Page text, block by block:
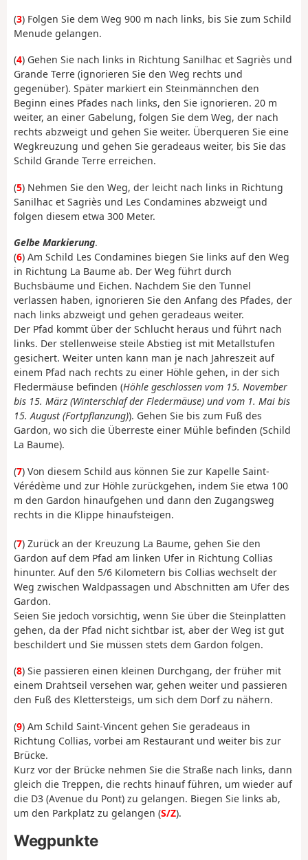
(3) Folgen Sie dem Weg 900 m nach links, bis Sie zum Schild
Menude gelangen.
(4) Gehen Sie nach links in Richtung Sanilhac et Sagriès und
Grande Terre (ignorieren Sie den Weg rechts und
gegenüber). Später markiert ein Steinmännchen den
Beginn eines Pfades nach links, den Sie ignorieren. 20 m
weiter, an einer Gabelung, folgen Sie dem Weg, der nach
rechts abzweigt und gehen Sie weiter. Überqueren Sie eine
Wegkreuzung und gehen Sie geradeaus weiter, bis Sie das
Schild Grande Terre erreichen.
(5) Nehmen Sie den Weg, der leicht nach links in Richtung
Sanilhac et Sagriès und Les Condamines abzweigt und
folgen diesem etwa 300 Meter.
Gelbe Markierung.
(6) Am Schild Les Condamines biegen Sie links auf den Weg
in Richtung La Baume ab. Der Weg führt durch
Buchsbäume und Eichen. Nachdem Sie den Tunnel
verlassen haben, ignorieren Sie den Anfang des Pfades, der
nach links abzweigt und gehen geradeaus weiter.
Der Pfad kommt über der Schlucht heraus und führt nach
links. Der stellenweise steile Abstieg ist mit Metallstufen
gesichert. Weiter unten kann man je nach Jahreszeit auf
einem Pfad nach rechts zu einer Höhle gehen, in der sich
Fledermäuse befinden (Höhle geschlossen vom 15. November
bis 15. März (Winterschlaf der Fledermäuse) und vom 1. Mai bis
15. August (Fortpflanzung)). Gehen Sie bis zum Fuß des
Gardon, wo sich die Überreste einer Mühle befinden (Schild
La Baume).
(7) Von diesem Schild aus können Sie zur Kapelle Saint-
Vérédème und zur Höhle zurückgehen, indem Sie etwa 100
m den Gardon hinaufgehen und dann den Zugangsweg
rechts in die Klippe hinaufsteigen.
(7) Zurück an der Kreuzung La Baume, gehen Sie den
Gardon auf dem Pfad am linken Ufer in Richtung Collias
hinunter. Auf den 5/6 Kilometern bis Collias wechselt der
Weg zwischen Waldpassagen und Abschnitten am Ufer des
Gardon.
Seien Sie jedoch vorsichtig, wenn Sie über die Steinplatten
gehen, da der Pfad nicht sichtbar ist, aber der Weg ist gut
beschildert und Sie müssen stets dem Gardon folgen.
(8) Sie passieren einen kleinen Durchgang, der früher mit
einem Drahtseil versehen war, gehen weiter und passieren
den Fuß des Klettersteigs, um sich dem Dorf zu nähern.
(9) Am Schild Saint-Vincent gehen Sie geradeaus in
Richtung Collias, vorbei am Restaurant und weiter bis zur
Brücke.
Kurz vor der Brücke nehmen Sie die Straße nach links, dann
gleich die Treppen, die rechts hinauf führen, um wieder auf
die D3 (Avenue du Pont) zu gelangen. Biegen Sie links ab,
um den Parkplatz zu gelangen (S/Z).
Wegpunkte